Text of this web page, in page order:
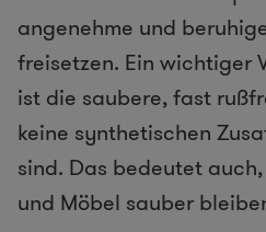
angenehme und
freisetzen. Ein wichtiger
ist die saubere, fast
keine synthetischen
sind. Das bedeutet
und Möbel sauber